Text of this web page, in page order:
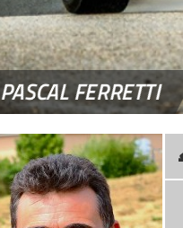
PASCAL FERRETTI